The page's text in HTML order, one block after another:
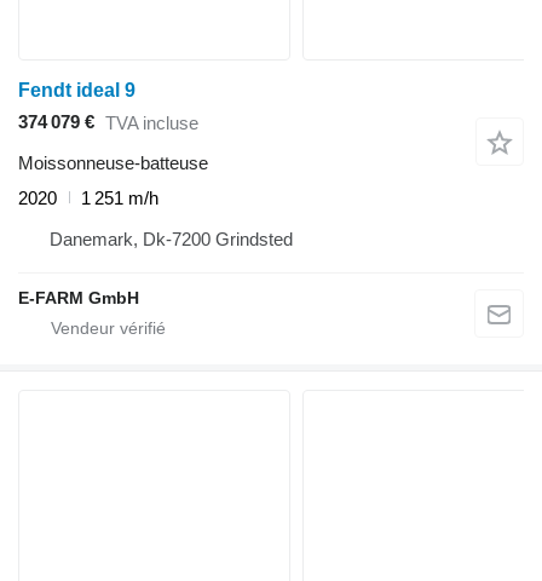
Fendt ideal 9
374 079 € TVA incluse
Moissonneuse-batteuse
2020
1 251 m/h
Danemark, Dk-7200 Grindsted
E-FARM GmbH